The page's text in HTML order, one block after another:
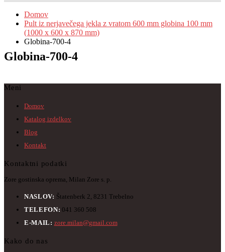
Domov
Pult iz nerjavečega jekla z vratom 600 mm globina 100 mm
(1000 x 600 x 870 mm)
Globina-700-4
Globina-700-4
Meni
Domov
Katalog izdelkov
Blog
Kontakt
Kontaktni podatki
Zore gostinska oprema, Milan Zore s. p.
NASLOV: Štatenberk 2, 8231 Trebelno
TELEFON: 041 360 508
E-MAIL: zore.milan@gmail.com
Kako do nas